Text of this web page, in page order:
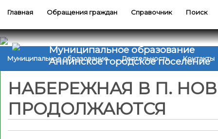
Главная Обращения граждан Справочник Поиск
Муниципальное образование
Аннинское городское поселение
Муниципальное образование Деятельность Контакты
НАБЕРЕЖНАЯ В П.
ПРОДОЛЖАЮТСЯ